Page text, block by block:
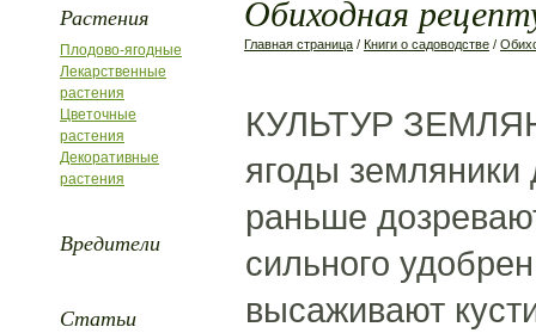
Растения
Плодово-ягодные
Лекарственные
растения
Цветочные
растения
Декоративные
растения
Вредители
Статьи
Обиходная
Главная страница / Книги о садоводстве /
КУЛЬТУР
ягоды земляники
раньше
сильного
высаживают